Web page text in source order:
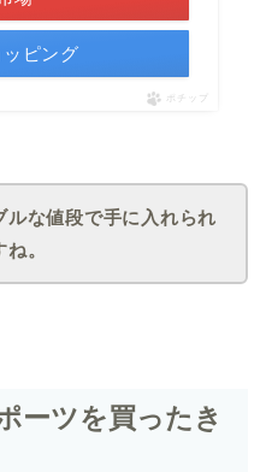
ピング
ポチップ
ルな値段で手に入れられ
。
ーツを買ったき